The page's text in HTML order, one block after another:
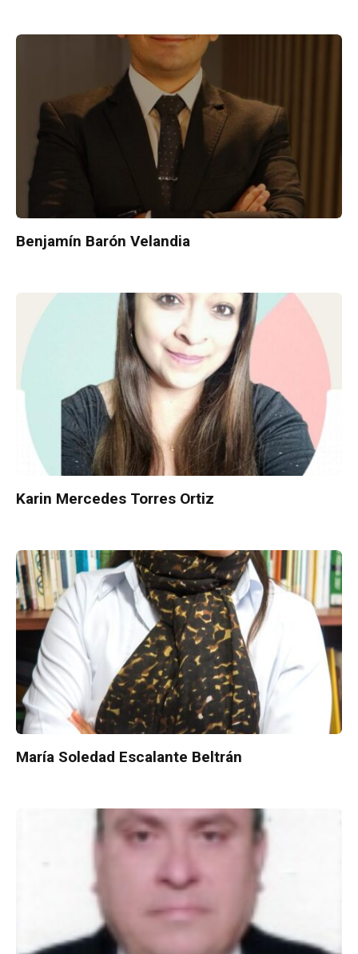
Benjamín Barón Velandia
Karin Mercedes Torres Ortiz
María Soledad Escalante Beltrán